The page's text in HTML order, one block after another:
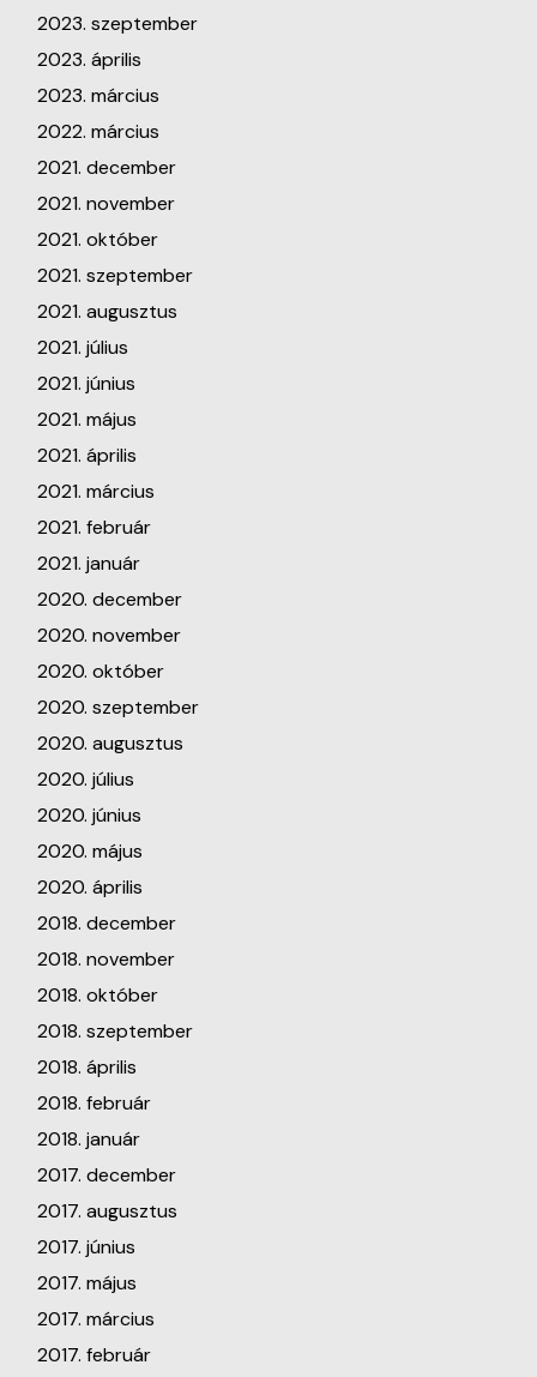
2023. szeptember
2023. április
2023. március
2022. március
2021. december
2021. november
2021. október
2021. szeptember
2021. augusztus
2021. július
2021. június
2021. május
2021. április
2021. március
2021. február
2021. január
2020. december
2020. november
2020. október
2020. szeptember
2020. augusztus
2020. július
2020. június
2020. május
2020. április
2018. december
2018. november
2018. október
2018. szeptember
2018. április
2018. február
2018. január
2017. december
2017. augusztus
2017. június
2017. május
2017. március
2017. február